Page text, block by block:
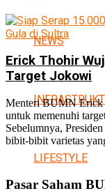
NEWS
LIFESTYLE
Erick Thohir
Target Jokowi
Menteri BUMN Erick
untuk memenuhi
Sebelumnya,
bibit-bibit varietas
Pasar Saham